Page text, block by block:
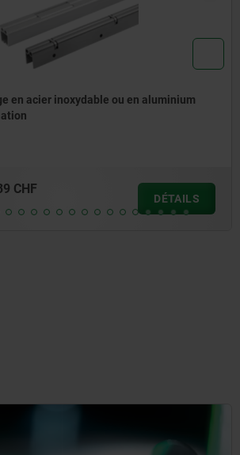
en acier inoxydable ou en aluminium
CHF
DÉTAILS